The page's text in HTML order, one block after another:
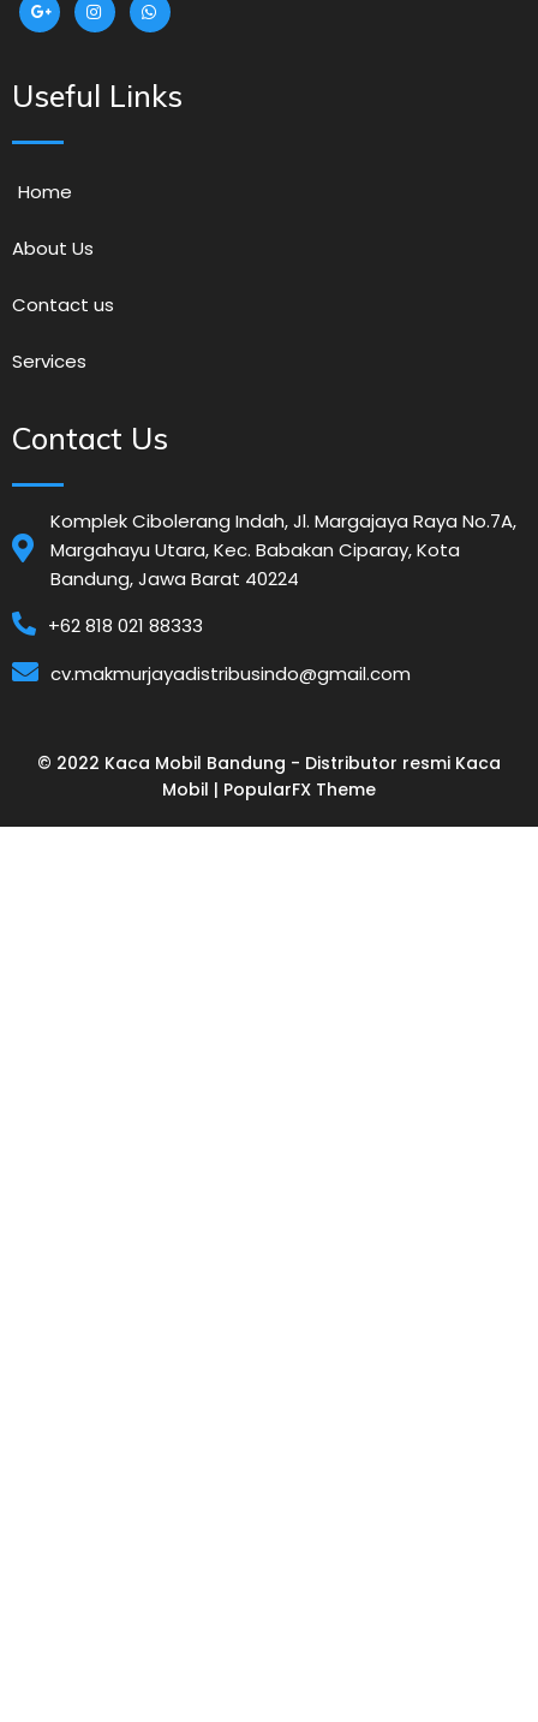
Useful Links
Home
About Us
Contact us
Services
Contact Us
Komplek Cibolerang Indah, Jl. Margajaya Raya No.7A,
Margahayu Utara, Kec. Babakan Ciparay, Kota
Bandung, Jawa Barat 40224
+62 818 021 88333
cv.makmurjayadistribusindo@gmail.com
© 2022 Kaca Mobil Bandung - Distributor resmi Kaca
Mobil | PopularFX Theme